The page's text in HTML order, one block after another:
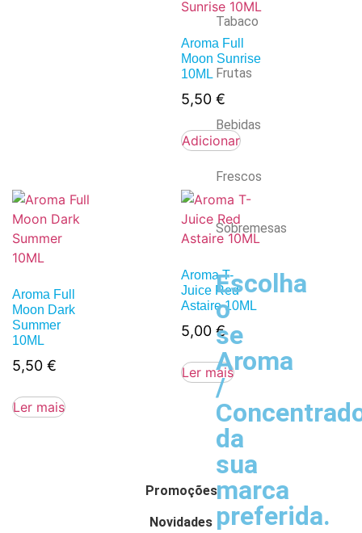
Tabaco
Frutas
Bebidas
Frescos
Sobremesas
Escolha
o
se
Aroma
/
da
sua
marca
preferida.
Aroma Full
Moon Sunrise
10ML
5,50 €
Adicionar
Aroma Full
Moon Dark
Summer
10ML
5,50 €
Ler mais
Aroma T-
Juice Red
Astaire 10ML
5,00 €
Ler mais
Promoções
Novidades